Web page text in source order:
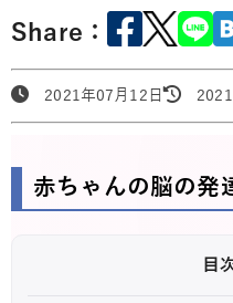
Share：
2021年07月12日 2021
赤ちゃんの脳の発
目